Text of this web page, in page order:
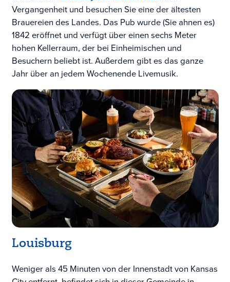
Vergangenheit und besuchen Sie eine der ältesten
Brauereien des Landes. Das Pub wurde (Sie ahnen es)
1842 eröffnet und verfügt über einen sechs Meter
hohen Kellerraum, der bei Einheimischen und
Besuchern beliebt ist. Außerdem gibt es das ganze
Jahr über an jedem Wochenende Livemusik.
Louisburg
Weniger als 45 Minuten von der Innenstadt von Kansas